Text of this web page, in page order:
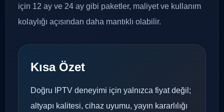
için 12 ay ve 24 ay gibi paketler, maliyet ve kullanım
kolaylığı açısından daha mantıklı olabilir.
Kısa Özet
Doğru IPTV deneyimi için yalnızca fiyat değil;
altyapı kalitesi, cihaz uyumu, yayın kararlılığı